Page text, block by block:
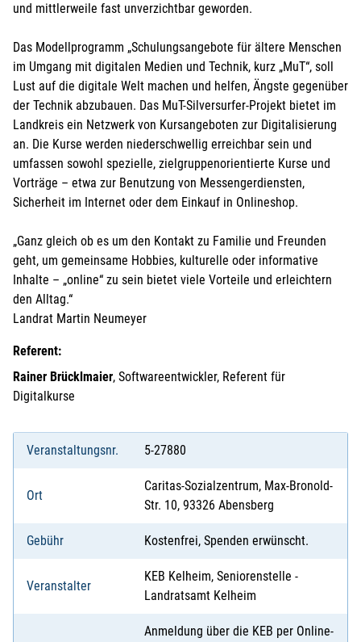
und mittlerweile fast unverzichtbar geworden.
Das Modellprogramm „Schulungsangebote für ältere Menschen
im Umgang mit digitalen Medien und Technik, kurz „MuT“, soll
Lust auf die digitale Welt machen und helfen, Ängste gegenüber
der Technik abzubauen. Das MuT-Silversurfer-Projekt bietet im
Landkreis ein Netzwerk von Kursangeboten zur Digitalisierung
an. Die Kurse werden niederschwellig erreichbar sein und
umfassen sowohl spezielle, zielgruppenorientierte Kurse und
Vorträge – etwa zur Benutzung von Messengerdiensten,
Sicherheit im Internet oder dem Einkauf in Onlineshop.
„Ganz gleich ob es um den Kontakt zu Familie und Freunden
geht, um gemeinsame Hobbies, kulturelle oder informative
Inhalte – „online“ zu sein bietet viele Vorteile und erleichtern
den Alltag.“
Landrat Martin Neumeyer
Referent:
Rainer Brücklmaier, Softwareentwickler, Referent für
Digitalkurse
Veranstaltungsnr. 5-27880
Ort
Caritas-Sozialzentrum, Max-Bronold-
Str. 10, 93326 Abensberg
Gebühr Kostenfrei, Spenden erwünscht.
Veranstalter
KEB Kelheim, Seniorenstelle -
Landratsamt Kelheim
Anmeldung über die KEB per Online-